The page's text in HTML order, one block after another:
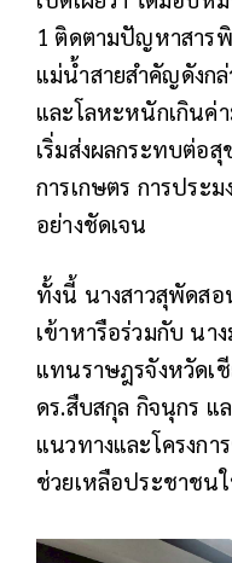
1 ติดตามปัญหาสา
แม่น้ำสายสำคัญดังก
และโลหะหนักเกินค่
เริ่มส่งผลกระทบต่อ
การเกษตร การประ
อย่างชัดเจน
ทั้งนี้ นางสาวสุพัดส
เข้าหารือร่วมกับ นา
แทนราษฎรจังหวัดเชี
ดร.สืบสกุล กิจนุกร แ
แนวทางและโครงกา
ช่วยเหลือประชาช